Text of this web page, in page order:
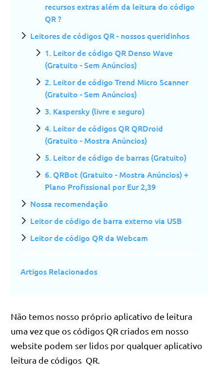
recursos extras além da leitura do código
QR ?
Leitores de códigos QR - nossos queridinhos
1. Leitor de código QR Denso Wave
(Gratuito - Sem Anúncios)
2. Leitor de código Trend Micro Scanner
(Gratuito - Sem Anúncios)
3. Kaspersky (livre e seguro)
4. Leitor de códigos QR QRDroid
(Gratuito - Mostra Anúncios)
5. Leitor de código de barras (Gratuito)
6. QRBot (Gratuito - Mostra Anúncios) +
Plano Profissional por Eur 2,39
Nossa recomendação
Leitor de código de barra externo via USB
Leitor de código QR da Webcam
Artigos Relacionados
Não temos nosso próprio aplicativo de leitura
uma vez que os códigos QR criados em nosso
website podem ser lidos por qualquer aplicativo
leitura de códigos QR.